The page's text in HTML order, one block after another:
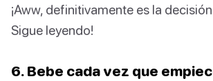
¡Aww, definitivamente es la
Sigue leyendo!
6. Bebe cada vez que